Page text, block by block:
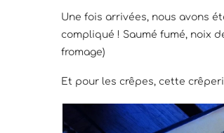
Une fois arrivées, nous avons
compliqué ! Saumé fumé, noix
fromage)
Et pour les crêpes, cette